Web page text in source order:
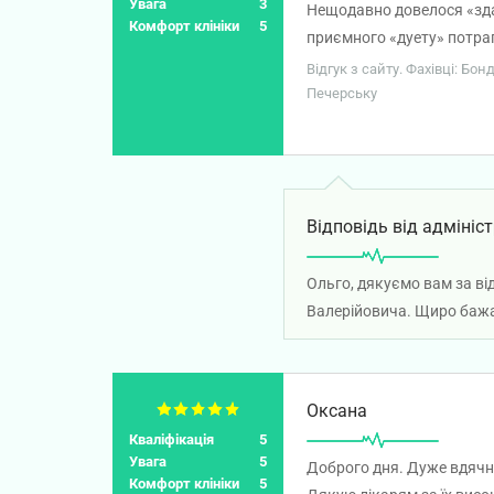
Увага
3
Комфорт клініки
5
Нещодавно довелося
приємного «дуету»
Василевського Андрія
скільки долає страхів і
атмосфера склалася
пояснення, було
названими процедурами,
вам здоров'я, радості та
зробила аналізи крові.
збереглися досі, через 2
випадку йдеться про не
Відгук з сайту. Фахівці:
Печерську
Відповідь від
Ольго, дякуємо вам за
Валерійовича. Щиро
Кваліфікація
5
Увага
5
Комфорт клініки
5
Оксана
Доброго дня. Дуже